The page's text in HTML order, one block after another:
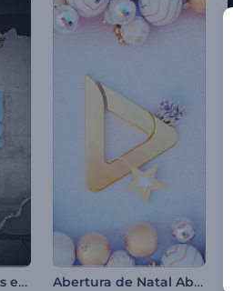
Abertura de Títulos em Papel Rasgado Abertura de Natal Abençoado